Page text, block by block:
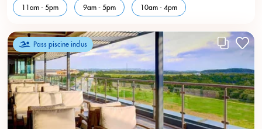
11am - 5pm 9am - 5pm 10am - 4pm
Pass piscine inclus